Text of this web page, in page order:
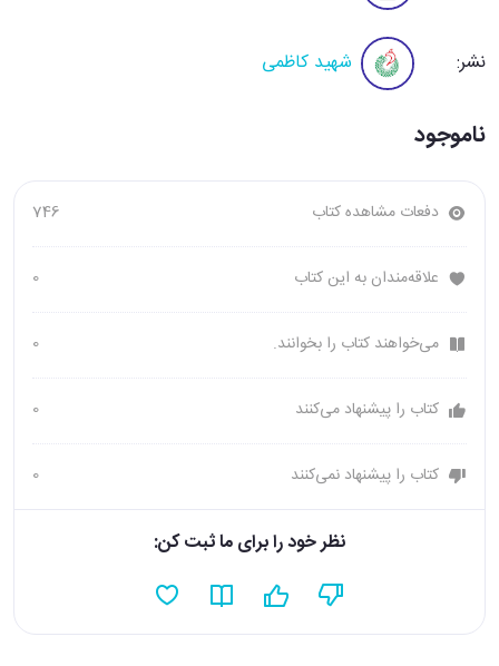
نشر: شهید کاظمی
ناموجود
دفعات مشاهده کتاب 746
علاقه‌مندان به این کتاب 0
می‌خواهند کتاب را بخوانند. 0
کتاب را پیشنهاد می‌کنند 0
کتاب را پیشنهاد نمی‌کنند 0
نظر خود را برای ما ثبت کن: